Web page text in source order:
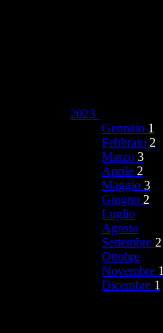
2023
Gennaio 1
Febbraio 2
Marzo 3
Aprile 2
Maggio 3
Giugno 2
Luglio
Agosto
Settembre 2
Ottobre
Novembre 1
Dicembre 1